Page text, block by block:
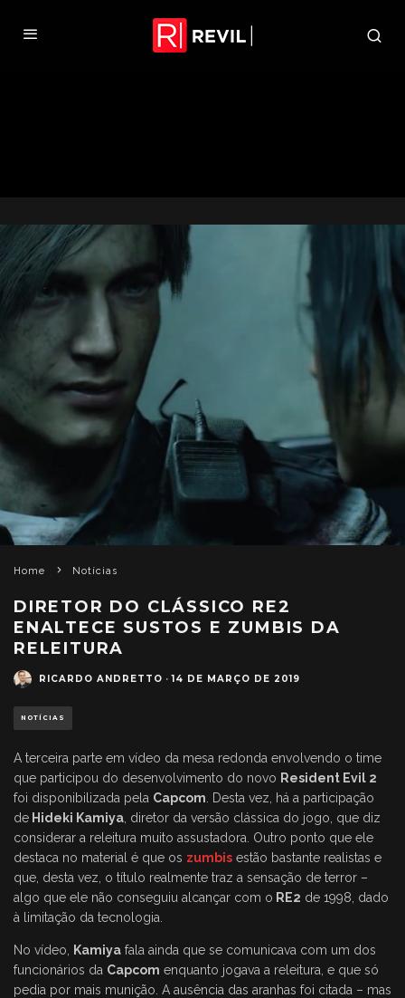
Home Notícias
DIRETOR DO CLÁSSICO RE2
ENALTECE SUSTOS E ZUMBIS DA
RELEITURA
RICARDO ANDRETTO · 14 DE MARÇO DE 2019
NOTÍCIAS
A terceira parte em vídeo da mesa redonda envolvendo o time
que participou do desenvolvimento do novo Resident Evil 2
foi disponibilizada pela Capcom . Desta vez, há a participação
de Hideki Kamiya , diretor da versão clássica do jogo, que diz
considerar a releitura muito assustadora. Outro ponto que ele
destaca no material é que os zumbis estão bastante realistas e
que, desta vez, o título realmente traz a sensação de terror –
algo que ele não conseguiu alcançar com o RE2 de 1998, dado
à limitação da tecnologia.
No vídeo, Kamiya fala ainda que se comunicava com um dos
funcionários da Capcom enquanto jogava a releitura, e que só
pedia por mais munição. A ausência das aranhas foi citada – mas